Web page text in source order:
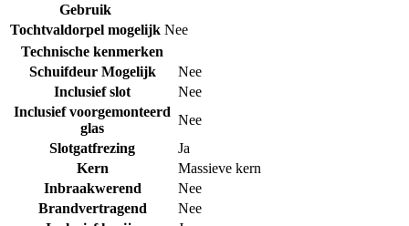
Gebruik
Tochtvaldorpel mogelijk Nee
Technische kenmerken
Schuifdeur Mogelijk
Nee
Inclusief slot
Nee
Inclusief voorgemonteerd
glas
Nee
Slotgatfrezing
Ja
Kern
Massieve kern
Inbraakwerend
Nee
Brandvertragend
Nee